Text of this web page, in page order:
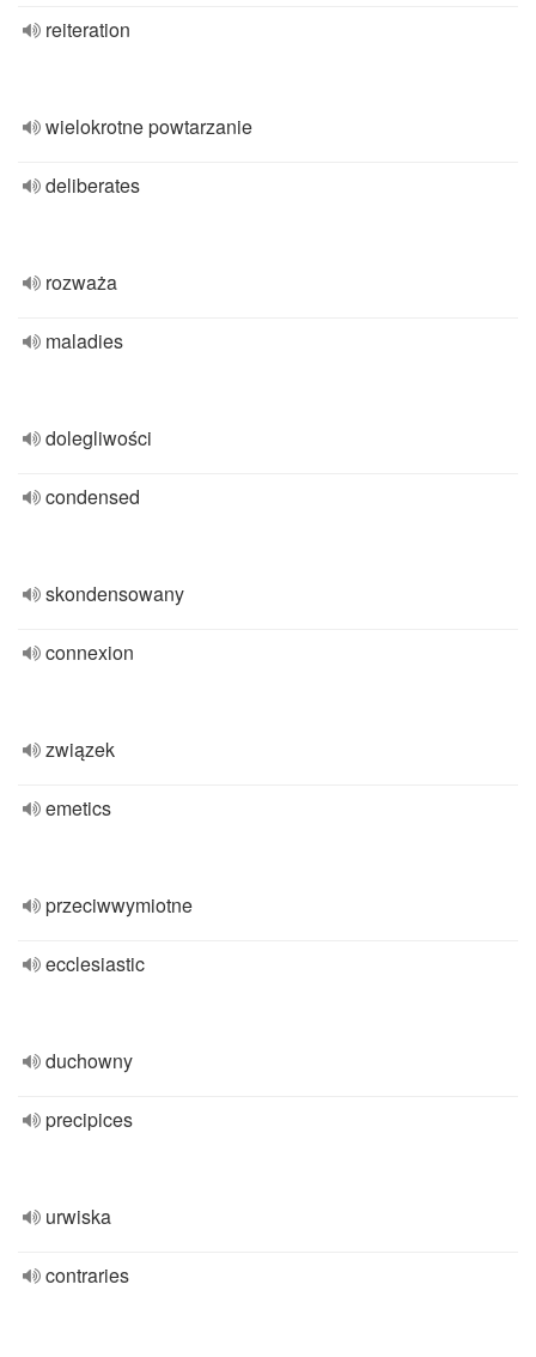
reiteration
wielokrotne powtarzanie
deliberates
rozważa
maladies
dolegliwości
condensed
skondensowany
connexion
związek
emetics
przeciwwymiotne
ecclesiastic
duchowny
precipices
urwiska
contraries